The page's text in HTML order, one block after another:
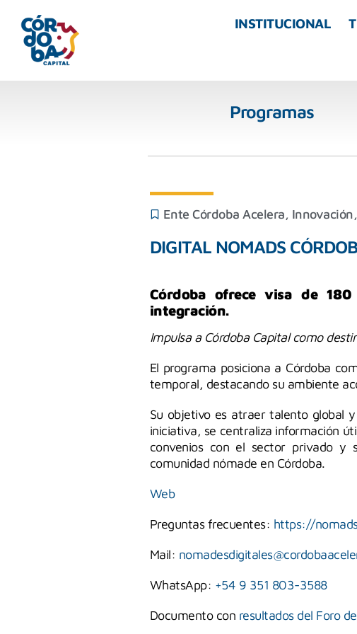
INSTITUCIONAL
Programas
Ente Córdoba Acelera, Innovación,
DIGITAL NOMADS
Córdoba ofrece visa de
integración.
Impulsa a Córdoba Capital como
El programa posiciona a Córdoba
temporal, destacando su ambiente
Su objetivo es atraer talento global
iniciativa, se centraliza información
convenios con el sector privado y
comunidad nómade en Córdoba.
Web
Preguntas frecuentes: https://
Mail:
WhatsApp: +54 9 351 803-3588
Documento con resultados del Foro